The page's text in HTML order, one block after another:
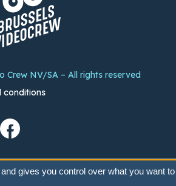
Crew NV/SA – All rights reserved
conditions
gives you control over what you want to